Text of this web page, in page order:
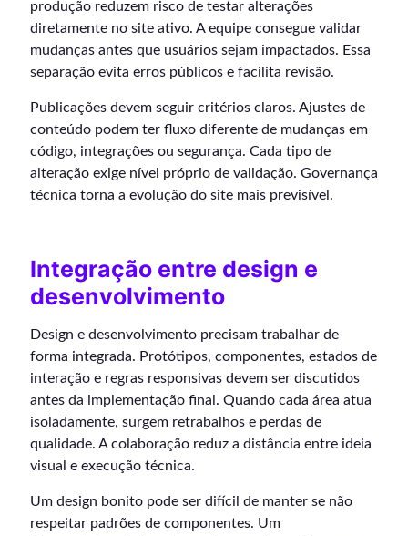
produção reduzem risco de testar alterações
diretamente no site ativo. A equipe consegue validar
mudanças antes que usuários sejam impactados. Essa
separação evita erros públicos e facilita revisão.
Publicações devem seguir critérios claros. Ajustes de
conteúdo podem ter fluxo diferente de mudanças em
código, integrações ou segurança. Cada tipo de
alteração exige nível próprio de validação. Governança
técnica torna a evolução do site mais previsível.
Integração entre design e
desenvolvimento
Design e desenvolvimento precisam trabalhar de
forma integrada. Protótipos, componentes, estados de
interação e regras responsivas devem ser discutidos
antes da implementação final. Quando cada área atua
isoladamente, surgem retrabalhos e perdas de
qualidade. A colaboração reduz a distância entre ideia
visual e execução técnica.
Um design bonito pode ser difícil de manter se não
respeitar padrões de componentes. Um